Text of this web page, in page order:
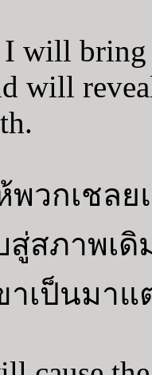
will
will
ห้พวกเชล
สู่สภาพเดิ
าเป็นมา